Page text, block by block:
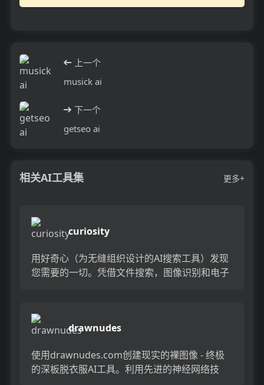
上一个
musick ai
下一个
getseo ai
相关AI工具集 更多+
curiosity
用好奇心（​​为无缝组织设计的AI搜索工具）发现
您需要的一切。凭借文件搜索，图像识别和电子
drawnudes
使用drawnudes.com创建现实的裸图像 - 终极
的深板脱衣服AI工具。利用先进的神经网络技